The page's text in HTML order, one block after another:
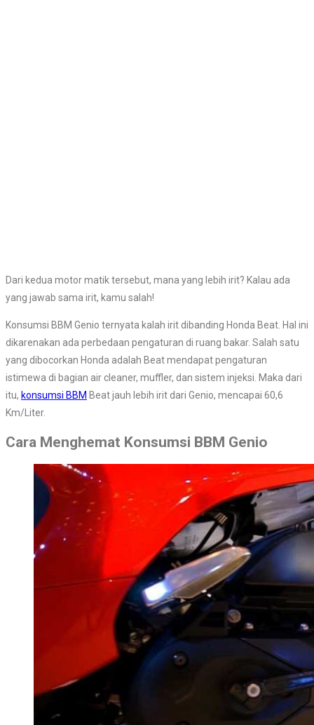
Dari kedua motor matik tersebut, mana yang lebih irit? Kalau ada
yang jawab sama irit, kamu salah!
Konsumsi BBM Genio ternyata kalah irit dibanding Honda Beat. Hal ini
dikarenakan ada perbedaan pengaturan di ruang bakar. Salah satu
yang dibocorkan Honda adalah Beat mendapat pengaturan
istimewa di bagian air cleaner, muffler, dan sistem injeksi. Maka dari
itu, konsumsi BBM Beat jauh lebih irit dari Genio, mencapai 60,6
Km/Liter.
Cara Menghemat Konsumsi BBM Genio